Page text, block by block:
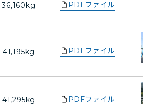
36,160kg
PDFファイル
41,195kg
PDFファイル
41,295kg
PDFファイル